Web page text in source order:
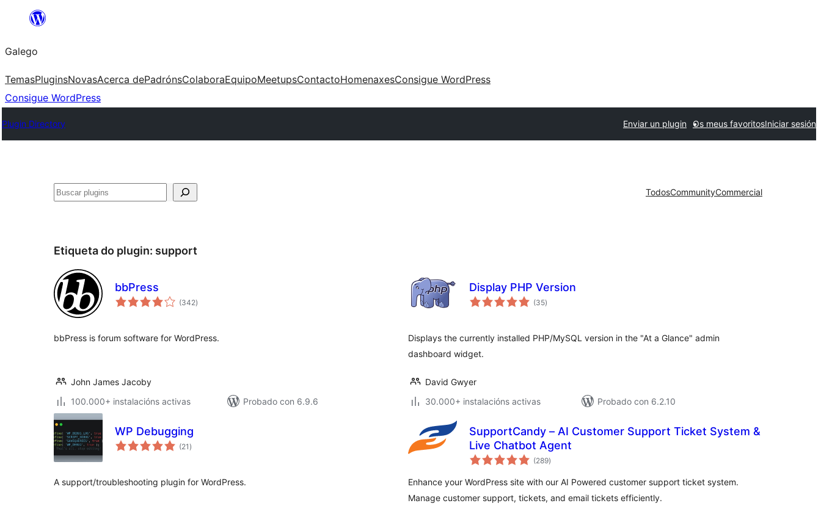
Saltar
contido
Galego
TemasPluginsNovasAcerca dePadrónsColaboraEquipoMeetupsContactoHomenaxesConsigue WordPress
Consigue WordPress
Plugin Directory Enviar un plugin Os meus favoritosIniciar sesión
Buscar TodosCommunityCommercial
Etiqueta do plugin: support
bbPress
(342valoracións
totais
)
bbPress is forum software for WordPress.
John James Jacoby
100.000+ instalacións activas
Probado con 6.9.6
Display PHP Version
(35valoracións
totais
)
Displays the currently installed PHP/MySQL version in the "At a Glance" admin
dashboard widget.
David Gwyer
30.000+ instalacións activas
Probado con 6.2.10
WP Debugging
(21 valoracións
totais
)
A support/troubleshooting plugin for WordPress.
SupportCandy – AI Customer Support Ticket System &
Live Chatbot Agent
(289valoracións
totais
)
Enhance your WordPress site with our AI Powered customer support ticket system.
Manage customer support, tickets, and email tickets efficiently.